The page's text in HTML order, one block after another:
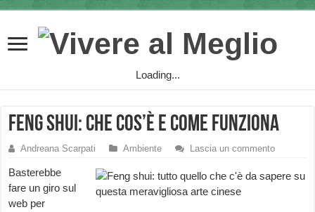
Loading...
Feng Shui: che cos’è e come funziona
Andreana Scarpati Ambiente Lascia un commento
Basterebbe
fare un giro sul
web per